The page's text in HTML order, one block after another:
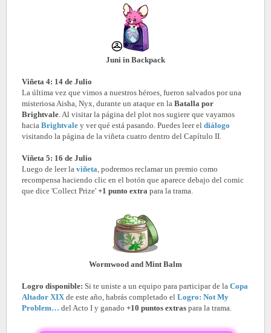
Juni in Backpack
Viñeta 4: 14 de Julio
La última vez que vimos a nuestros héroes, fueron salvados por una
misteriosa Aisha, Nyx, durante un ataque en la Batalla por
Brightvale . Al visitar la página del plot nos sugiere que vayamos
hacia Brightvale y ver qué está pasando. Puedes leer el diálogo
visitando la página de la viñeta cuatro dentro del Capítulo II.
Viñeta 5: 16 de Julio
Luego de leer la viñeta , podremos reclamar un premio como
recompensa haciendo clic en el botón que aparece debajo del comic
que dice 'Collect Prize' +1 punto extra para la trama.
Wormwood and Mint Balm
Logro disponible: Si te uniste a un equipo para participar de la Copa
Altador XIX de este año, habrás completado el Logro: Not My
Problem… del Acto I y ganado +10 puntos extras para la trama.